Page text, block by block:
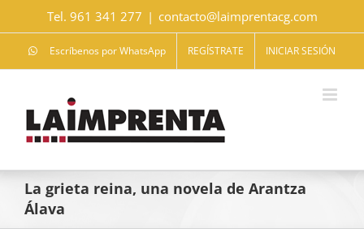
Tel. 961 341 277 | contacto@laimprentacg.com
Escríbenos por WhatsApp REGÍSTRATE INICIAR SESIÓN
La grieta reina, una novela de Arantza
Álava